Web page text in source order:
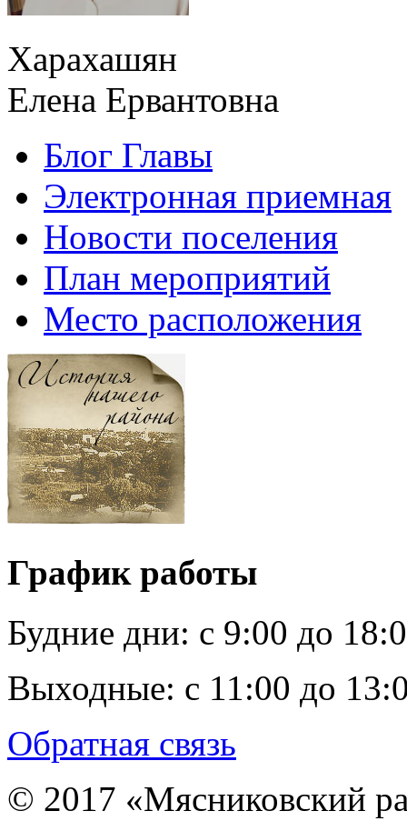
Харахашян
Елена Ервантовна
Блог Главы
Электронная приемная
Новости поселения
План мероприятий
Место расположения
График работы
Будние дни: c 9:00 до
Выходные: с 11:00 до
Обратная связь
© 2017 «Мясниковский